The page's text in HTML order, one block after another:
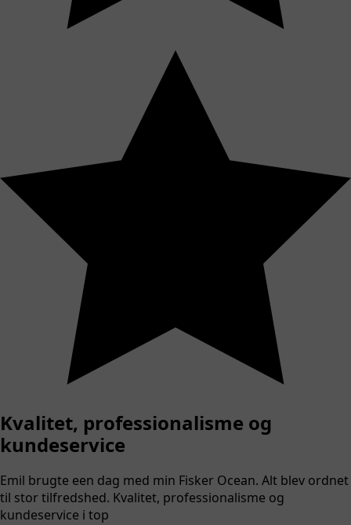
Kvalitet, professionalisme og
kundeservice
Emil brugte een dag med min Fisker Ocean. Alt blev ordnet
til stor tilfredshed. Kvalitet, professionalisme og
kundeservice i top